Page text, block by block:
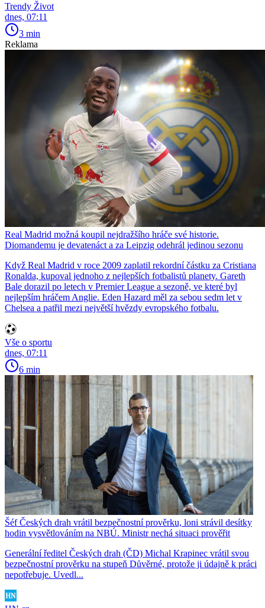
Trendy Život
dnes, 07:11
3 min
Reklama
Real Madrid možná koupil nejdražšího hráče své historie.
Diomandemu je devatenáct a za Leipzig odehrál jedinou sezonu
Když Real Madrid v roce 2009 zaplatil rekordní částku za Cristiana
Ronalda, kupoval jednoho z nejlepších fotbalistů planety. Gareth
Bale dorazil po letech v Premier League a sezoně, ve které byl
nejlepším hráčem Anglie. Eden Hazard měl za sebou sedm let v
Chelsea a patřil mezi největší hvězdy evropského fotbalu.
Vše o sportu
dnes, 07:11
6 min
Šéf Českých drah vrátil bezpečnostní prověrku, loni strávil desítky
hodin vysvětlováním na NBÚ. Ministr nechá situaci prověřit
Generální ředitel Českých drah (ČD) Michal Krapinec vrátil svou
bezpečnostní prověrku na stupeň Důvěrné, protože ji údajně k práci
nepotřebuje. Uvedl...